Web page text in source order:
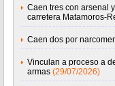
Caen tres con arsenal
carretera Matamoros-
Caen dos por
Vinculan a proceso a
armas (29/07/2026)